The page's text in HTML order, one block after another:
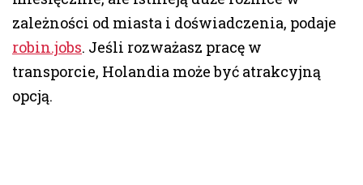
zależności od miasta i doświadczenia, podaje
robin.jobs. Jeśli rozważasz pracę w
transporcie, Holandia może być atrakcyjną
opcją.